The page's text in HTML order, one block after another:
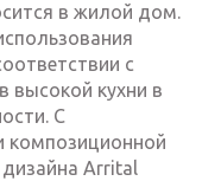
в жилой дом.
с
высокой кухни в
С
композиционной
дизайна Arrital